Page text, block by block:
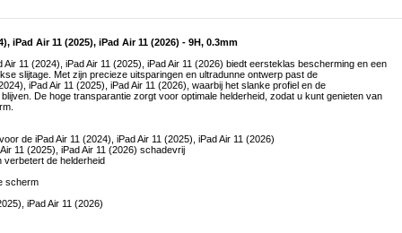
iPad Air 11 (2025), iPad Air 11 (2026) - 9H, 0.3mm
11 (2024), iPad Air 11 (2025), iPad Air 11 (2026) biedt eersteklas bescherming en een
slijtage. Met zijn precieze uitsparingen en ultradunne ontwerp past de
iPad Air 11 (2025), iPad Air 11 (2026), waarbij het slanke profiel en de
De hoge transparantie zorgt voor optimale helderheid, zodat u kunt genieten van
de iPad Air 11 (2024), iPad Air 11 (2025), iPad Air 11 (2026)
11 (2025), iPad Air 11 (2026) schadevrij
verbetert de helderheid
scherm
iPad Air 11 (2026)